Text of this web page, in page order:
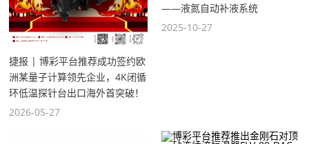
捷报 | 博彩平台推荐成功签约欧
洲某量子计算领先企业，4K闭循
环低温探针台出口海外首突破！
2026-05-27
——液氮自动补液系统
2025-10-27